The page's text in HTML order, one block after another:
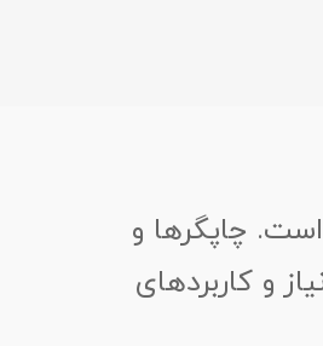
چاپگرها و
و کاربردهای